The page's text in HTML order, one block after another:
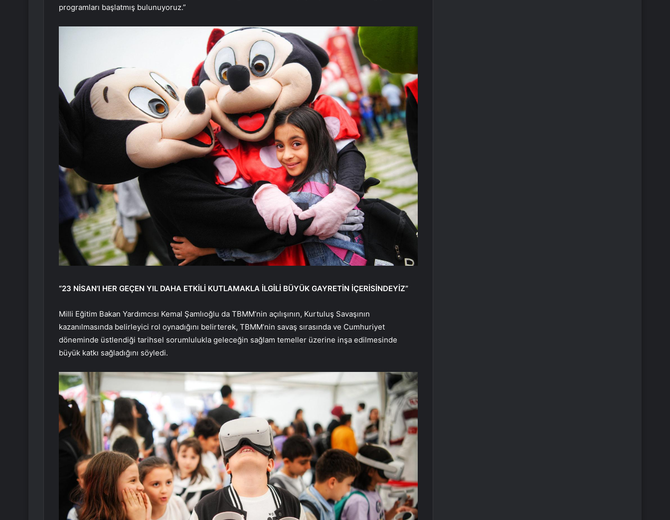
programları başlatmış bulunuyoruz.”
“23 NİSAN’I HER GEÇEN YIL DAHA ETKİLİ KUTLAMAKLA İLGİLİ BÜYÜK GAYRETİN İÇERİSİNDEYİZ”
Milli Eğitim Bakan Yardımcısı Kemal Şamlıoğlu da TBMM’nin açılışının, Kurtuluş Savaşının
kazanılmasında belirleyici rol oynadığını belirterek, TBMM’nin savaş sırasında ve Cumhuriyet
döneminde üstlendiği tarihsel sorumlulukla geleceğin sağlam temeller üzerine inşa edilmesinde
büyük katkı sağladığını söyledi.